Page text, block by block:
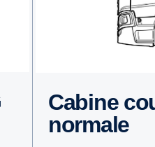
Cabine couchette G
normale